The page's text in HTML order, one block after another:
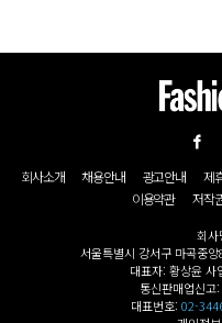
회사소개 채용안내 광고안내 제
이용약관
저작
회
서울특별시 강서구 마곡중
대표자: 황상윤
통신판매업신
대표번호: 02-